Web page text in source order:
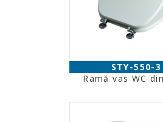
STY-550-3
Ramă vas WC